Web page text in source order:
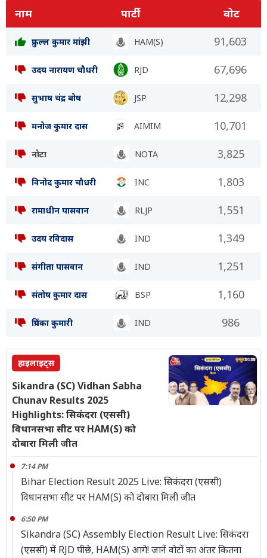
नाम
पार्टी वोट
प्रफुल्ल कुमार मांझी HAM(S) 91,603
उदय नारायण चौधरी RJD 67,696
सुभाष चंद्र बोष JSP 12,298
मनोज कुमार दास AIMIM 10,701
नोटा NOTA 3,825
विनोद कुमार चौधरी INC 1,803
रामाधीन पासवान RLJP 1,551
उदय रविदास IND 1,349
संगीता पासवान IND 1,251
संतोष कुमार दास BSP 1,160
प्रियंका कुमारी IND 986
हाइलाइट्स
Sikandra (SC) Vidhan Sabha
Chunav Results 2025
Highlights: सिकंदरा (एससी)
विधानसभा सीट पर HAM(S) को
दोबारा मिली जीत
7:14 PM
Bihar Election Result 2025 Live: सिकंदरा (एससी)
विधानसभा सीट पर HAM(S) को दोबारा मिली जीत
6:50 PM
Sikandra (SC) Assembly Election Result Live: सिकंदरा
(एससी) में RJD पीछे, HAM(S) आगे! जानें वोटों का अंतर कितना